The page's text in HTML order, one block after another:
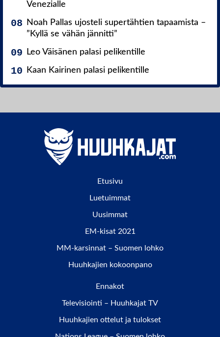
Venezialle
Noah Pallas ujosteli supertähtien tapaamista –
”Kyllä se vähän jännitti”
Leo Väisänen palasi pelikentille
Kaan Kairinen palasi pelikentille
Etusivu
Luetuimmat
Uusimmat
EM-kisat 2021
MM-karsinnat – Suomen lohko
Huuhkajien kokoonpano
Ennakot
Televisiointi – Huuhkajat TV
Huuhkajien ottelut ja tulokset